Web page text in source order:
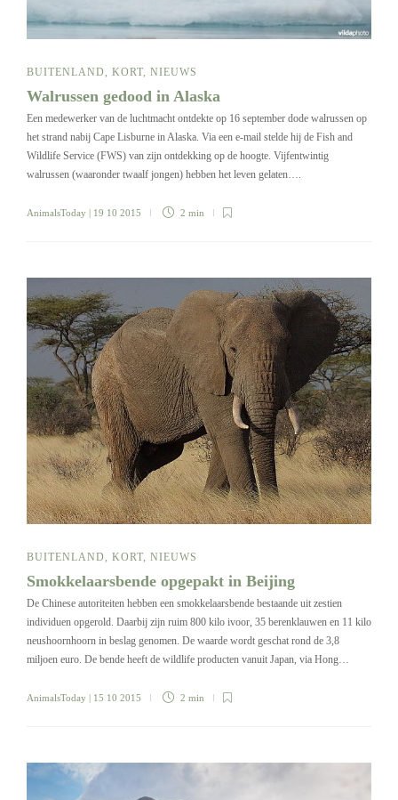
BUITENLAND KORT NIEUWS
Walrussen gedood in Alaska
Een medewerker van de luchtmacht ontdekte op 16 september dode walrussen op
het strand nabij Cape Lisburne in Alaska. Via een e-mail stelde hij de Fish and
Wildlife Service (FWS) van zijn ontdekking op de hoogte. Vijfentwintig
walrussen (waaronder twaalf jongen) hebben het leven gelaten….
AnimalsToday | 19 10 2015 2 min
BUITENLAND, KORT, NIEUWS
Smokkelaarsbende opgepakt in Beijing
De Chinese autoriteiten hebben een smokkelaarsbende bestaande uit zestien
individuen opgerold. Daarbij zijn ruim 800 kilo ivoor, 35 berenklauwen en 11 kilo
neushoornhoorn in beslag genomen. De waarde wordt geschat rond de 3,8
miljoen euro. De bende heeft de wildlife producten vanuit Japan, via Hong…
AnimalsToday | 15 10 2015 2 min